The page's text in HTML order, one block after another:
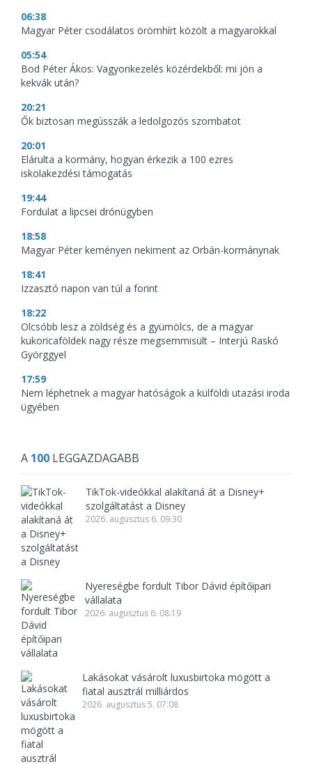
06:38
Magyar Péter csodálatos örömhírt közölt a magyarokkal
05:54
Bod Péter Ákos: Vagyonkezelés közérdekből: mi jön a
kekvák után?
20:21
Ők biztosan megússzák a ledolgozós szombatot
20:01
Elárulta a kormány, hogyan érkezik a 100 ezres
iskolakezdési támogatás
19:44
Fordulat a lipcsei drónügyben
18:58
Magyar Péter keményen nekiment az Orbán-kormánynak
18:41
Izzasztó napon van túl a forint
18:22
Olcsóbb lesz a zöldség és a gyümölcs, de a magyar
kukoricaföldek nagy része megsemmisült – Interjú Raskó
Györggyel
17:59
Nem léphetnek a magyar hatóságok a külföldi utazási iroda
ügyében
A 100 LEGGAZDAGABB
TikTok-videókkal alakítaná át a Disney+
szolgáltatást a Disney
2026. augusztus 6. 09:30
Nyereségbe fordult Tibor Dávid építőipari
vállalata
2026. augusztus 6. 08:19
Lakásokat vásárolt luxusbirtoka mögött a
fiatal ausztrál milliárdos
2026. augusztus 5. 07:08